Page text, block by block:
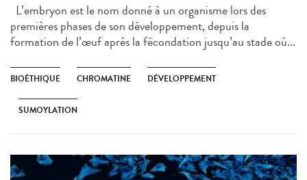
L’embryon est le nom donné à un organisme lors des
premières phases de son développement, depuis la
formation de l’œuf après la fécondation jusqu’au stade où...
BIOÉTHIQUE CHROMATINE DÉVELOPPEMENT
SUMOYLATION